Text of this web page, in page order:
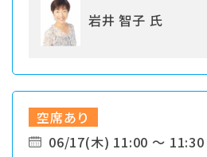
岩井 智子 氏
空席あり
06/17(木) 11:00 ～ 11:30